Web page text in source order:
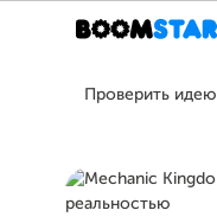
Проверить идею